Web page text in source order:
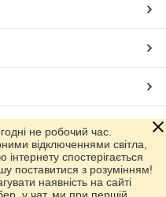
не робочий час.
відключеннями світла,
інтернету спостерігається
поставитися з розумінням!
наявність на сайті